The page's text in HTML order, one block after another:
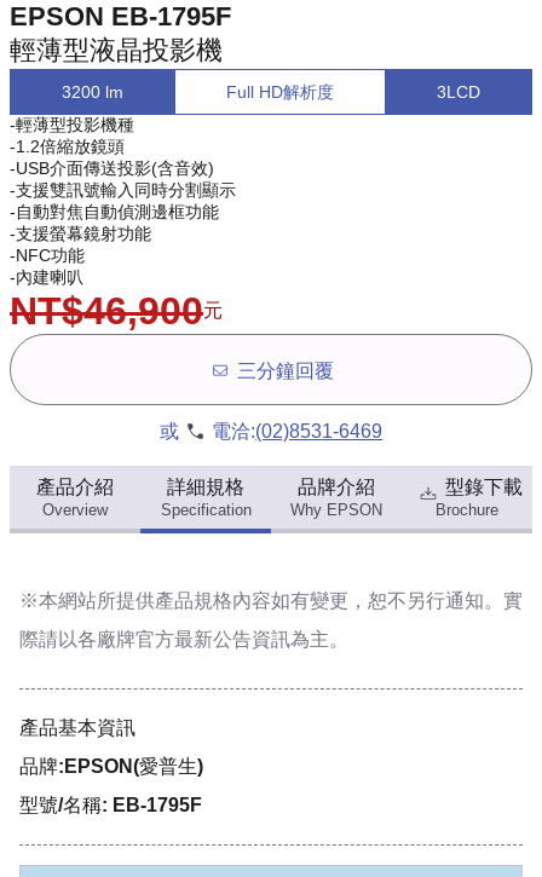
EPSON EB-1795F
輕薄型液晶投影機
3200 lm Full HD解析度
3LCD
-輕薄型投影機種
-1.2倍縮放鏡頭
-USB介面傳送投影(含音效)
-支援雙訊號輸入同時分割顯示
-自動對焦自動偵測邊框功能
-支援螢幕鏡射功能
-NFC功能
-內建喇叭
NT$46,900元
三分鐘回覆
或 電洽:(02)8531-6469
產品介紹
Overview
詳細規格
Specification
品牌介紹
Why EPSON
型錄下載
Brochure
※本網站所提供產品規格內容如有變更，恕不另行通知。實
際請以各廠牌官方最新公告資訊為主。
產品基本資訊
品牌:EPSON(愛普生)
型號/名稱: EB-1795F